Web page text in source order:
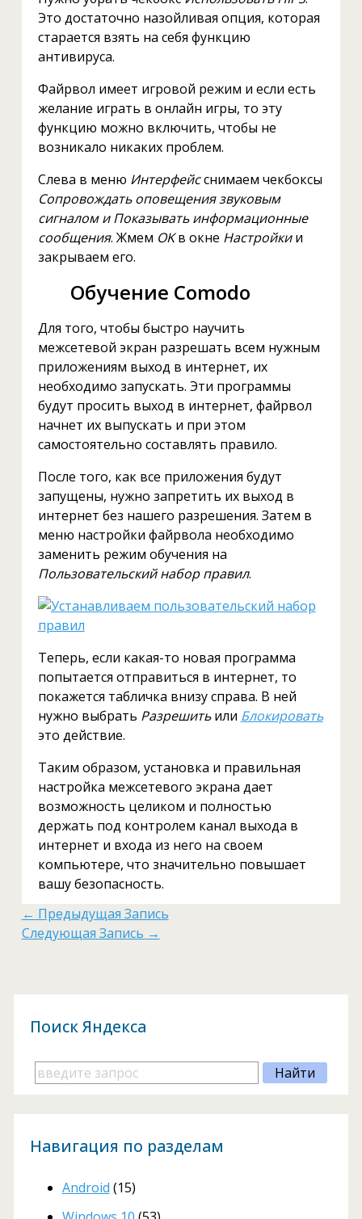
Это достаточно назойливая опция, которая
старается взять на себя функцию
антивируса.
Файрвол имеет игровой режим и если есть
желание играть в онлайн игры, то эту
функцию можно включить, чтобы не
возникало никаких проблем.
Слева в меню Интерфейсснимаем чекбоксы
Сопровождать оповещения звуковым
сигналом и Показывать информационные
сообщения. Жмем OKв окне Настройкии
закрываем его.
Обучение Comodo
Для того, чтобы быстро научить
межсетевой экран разрешать всем нужным
приложениям выход в интернет, их
необходимо запускать. Эти программы
будут просить выход в интернет, файрвол
начнет их выпускать и при этом
самостоятельно составлять правило.
После того, как все приложения будут
запущены, нужно запретить их выход в
интернет без нашего разрешения. Затем в
меню настройки файрвола необходимо
заменить режим обучения на
Пользовательский набор правил.
Теперь, если какая-то новая программа
попытается отправиться в интернет, то
покажется табличка внизу справа. В ней
нужно выбрать Разрешитьили Блокировать
это действие.
Таким образом, установка и правильная
настройка межсетевого экрана дает
возможность целиком и полностью
держать под контролем канал выхода в
интернет и входа из него на своем
компьютере, что значительно повышает
вашу безопасность.
← Предыдущая Запись
Следующая Запись →
Поиск Яндекса
Навигация по разделам
Android (15)